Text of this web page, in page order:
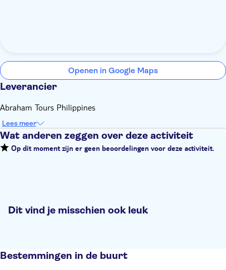
Openen in Google Maps
Leverancier
Abraham Tours Philippines
Lees meer
Wat anderen zeggen over deze activiteit
Op dit moment zijn er geen beoordelingen voor deze activiteit.
Dit vind je misschien ook leuk
Bestemmingen in de buurt